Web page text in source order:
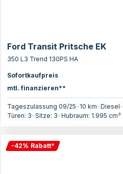
Ford Transit Pritsche EK
350 L3 Trend 130PS HA
Sofortkaufpreis
mtl. finanzieren**
Tageszulassung 09/25• 10 km•Diesel•
Türen: 3•Sitze: 3•Hubraum: 1.995 cm³
-42% Rabatt*